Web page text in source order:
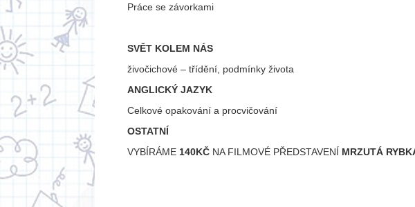
Práce se závorkami
SVĚT KOLEM NÁS
živočichové – třídění, podmínky života
ANGLICKÝ JAZYK
Celkové opakování a procvičování
OSTATNÍ
VYBÍRÁME 140KČ NA FILMOVÉ PŘEDSTAVENÍ MRZUTÁ